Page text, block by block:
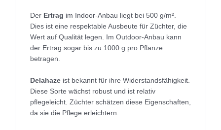
Der Ertrag im Indoor-Anbau liegt bei 500 g/m².
Dies ist eine respektable Ausbeute für Züchter, die
Wert auf Qualität legen. Im Outdoor-Anbau kann
der Ertrag sogar bis zu 1000 g pro Pflanze
betragen.
Delahaze ist bekannt für ihre Widerstandsfähigkeit.
Diese Sorte wächst robust und ist relativ
pflegeleicht. Züchter schätzen diese Eigenschaften,
da sie die Pflege erleichtern.